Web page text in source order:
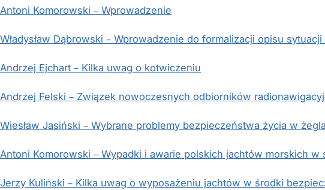
Antoni Komorowski – Wprowadzenie
Władysław Dąbrowski – Wprowadzenie do formalizacji opisu
Andrzej Ejchart – Kilka uwag o kotwiczeniu
Andrzej Felski – Związek nowoczesnych odbiorników
Wiesław Jasiński – Wybrane problemy bezpieczeństwa życia w
Antoni Komorowski – Wypadki i awarie polskich jachtów morskich w
Jerzy Kuliński – Kilka uwag o wyposażeniu jachtów w środki